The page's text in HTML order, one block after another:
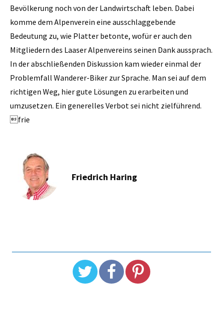
Bevölkerung noch von der Landwirtschaft leben. Dabei
komme dem Alpenverein eine ausschlaggebende
Bedeutung zu, wie Platter betonte, wofür er auch den
Mitgliedern des Laaser Alpenvereins seinen Dank aussprach.
In der abschließenden Diskussion kam wieder einmal der
Problemfall Wanderer-Biker zur Sprache. Man sei auf dem
richtigen Weg, hier gute Lösungen zu erarbeiten und
umzusetzen. Ein generelles Verbot sei nicht zielführend.
frie
Friedrich Haring